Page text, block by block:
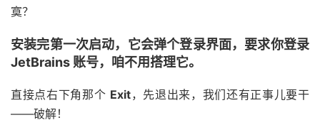
寞？
安装完第一次启动，它会弹个登录界面，要求你登录
JetBrains 账号，咱不用搭理它。
直接点右下角那个 Exit，先退出来，我们还有正事儿要干
——破解！